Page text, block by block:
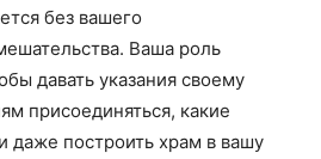
без вашего
Ваша роль
давать указания своему
присоединяться, какие
даже построить храм в вашу